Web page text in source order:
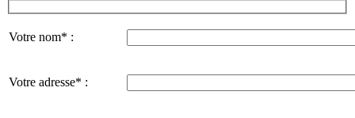
Votre nom* :
Votre adresse* :